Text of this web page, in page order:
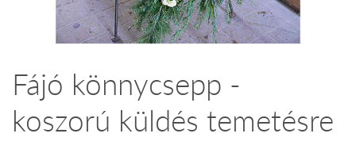
Fájó könnycsepp -
koszorú küldés temetésre